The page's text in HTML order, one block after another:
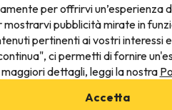
ou baignoire
privato
per offrirvi un’esperienza
pubblicità mirate in
pertinenti ai vostri interessi
ci permetti di fornire
dettagli, leggi la nostra
Accetta